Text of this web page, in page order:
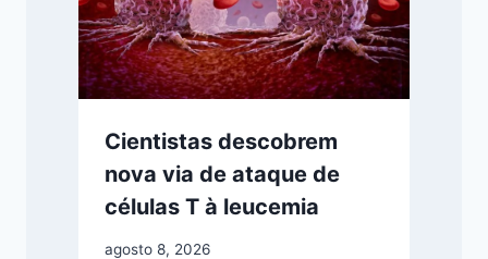
Cientistas descobrem
nova via de ataque de
células T à leucemia
agosto 8, 2026